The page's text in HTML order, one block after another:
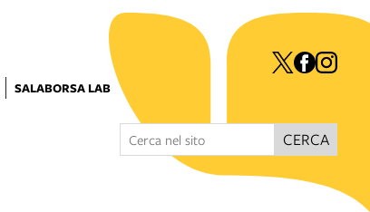
SALABORSA LAB
CERCA